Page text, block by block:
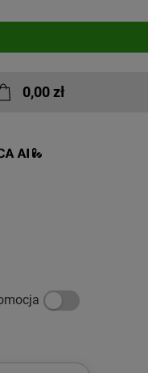
0,00 zł